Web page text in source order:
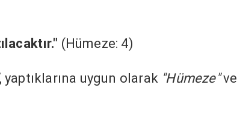
(Hümeze: 4)
yaptıklarına uygun olarak "Hümeze"ve